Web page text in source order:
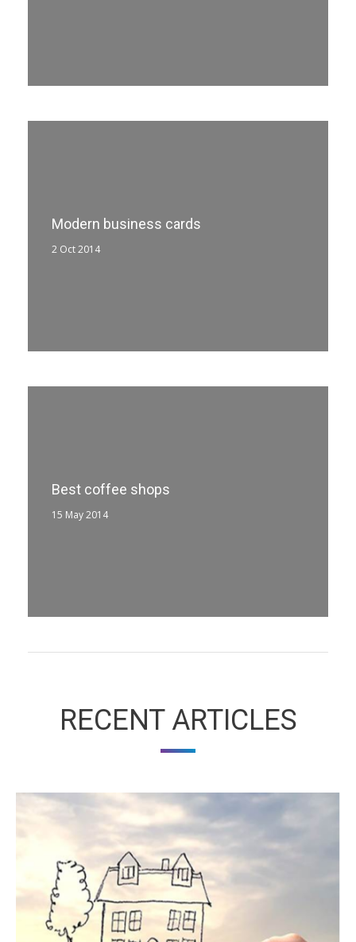
Modern business cards
2 Oct 2014
Best coffee shops
15 May 2014
RECENT ARTICLES